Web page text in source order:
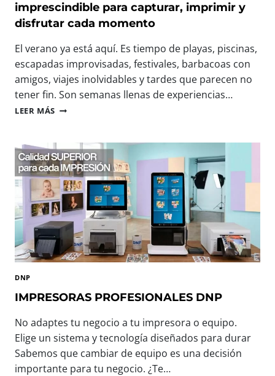
imprescindible para capturar, imprimir y
disfrutar cada momento
El verano ya está aquí. Es tiempo de playas, piscinas,
escapadas improvisadas, festivales, barbacoas con
amigos, viajes inolvidables y tardes que parecen no
tener fin. Son semanas llenas de experiencias…
LEER MÁS B
N
V
E
N
I
D
O
,
V
E
N
O
:
T
E
C
N
DNP
IMPRESORAS PROFESIONALES DNP
No adaptes tu negocio a tu impresora o equipo.
Elige un sistema y tecnología diseñados para durar
Sabemos que cambiar de equipo es una decisión
importante para tu negocio. ¿Te…